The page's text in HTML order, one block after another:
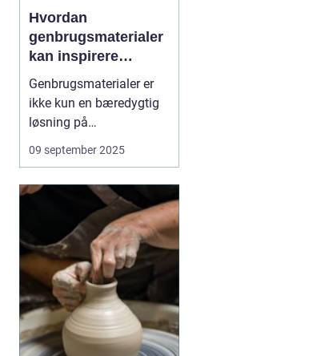
Hvordan
genbrugsmaterialer
kan inspirere
kreativitet
Genbrugsmaterialer er
ikke kun en bæredygtig
løsning på
affaldsproblemet, de kan
også være en kilde til
gamle glas, stofrester
eller papkasser med nye
øjne, åbner vi f...
09 september 2025